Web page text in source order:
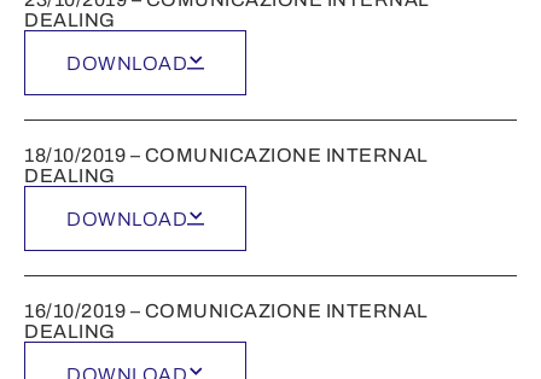
DEALING
DOWNLOAD
18/10/2019 – COMUNICAZIONE INTERNAL
DEALING
DOWNLOAD
16/10/2019 – COMUNICAZIONE INTERNAL
DEALING
DOWNLOAD